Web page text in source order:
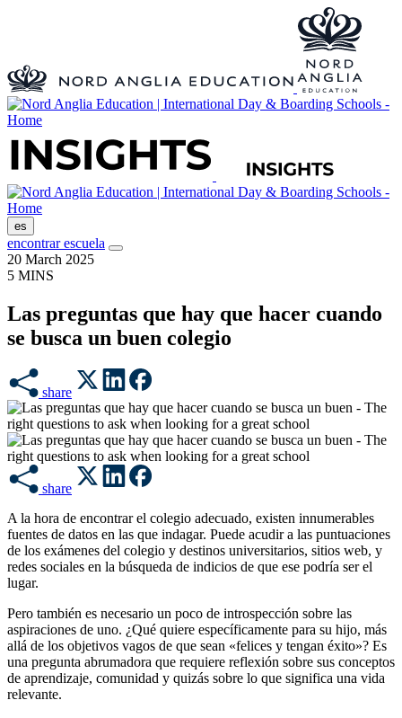
es
encontrar escuela
20 March 2025
5 MINS
Las preguntas que hay que hacer cuando
se busca un buen colegio
share
share
A la hora de encontrar el colegio adecuado, existen innumerables
fuentes de datos en las que indagar. Puede acudir a las puntuaciones
de los exámenes del colegio y destinos universitarios, sitios web, y
redes sociales en la búsqueda de indicios de que ese podría ser el
lugar.
Pero también es necesario un poco de introspección sobre las
aspiraciones de uno. ¿Qué quiere específicamente para su hijo, más
allá de los objetivos vagos de que sean «felices y tengan éxito»? Es
una pregunta abrumadora que requiere reflexión sobre sus conceptos
de aprendizaje, comunidad y quizás sobre lo que significa una vida
relevante.